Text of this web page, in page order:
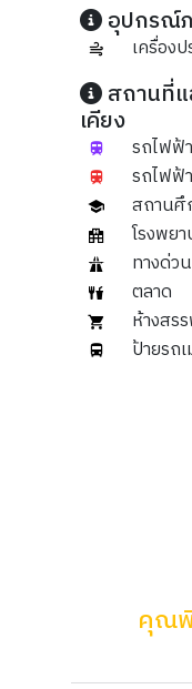
อุปกรณ์
เครื่อง
สถานที่
เคียง
รถไฟฟ้
รถไฟฟ้
สถานศึ
โรงพย
ทางด่วน
ตลาด
ห้างสร
ป้ายรถ
คุณ